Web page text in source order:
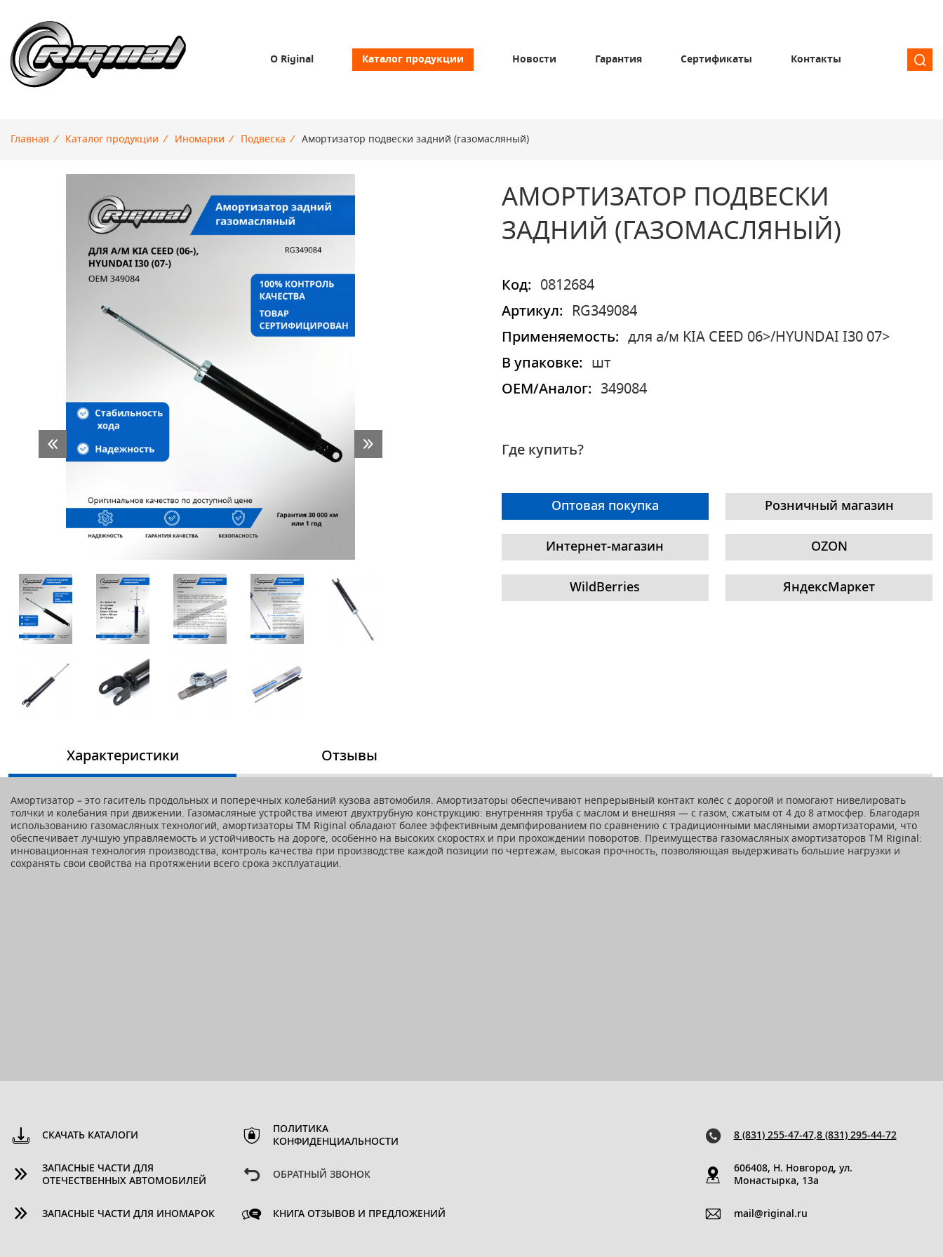
О Riginal Каталог продукции Новости Гарантия Сертификаты Контакты
Главная / Каталог продукции / Иномарки / Подвеска / Амортизатор подвески задний (газомасляный)
АМОРТИЗАТОР ПОДВЕСКИ
ЗАДНИЙ (ГАЗОМАСЛЯНЫЙ)
Код:
0812684
Артикул:
RG349084
Применяемость:
для а/м KIA CEED 06>/HYUNDAI I30 07>
В упаковке:
шт
OEM/Аналог:
349084
Где купить?
Оптовая покупка Розничный магазин
Интернет-магазин OZON
WildBerries ЯндексМаркет
Характеристики
Амортизатор – это гаситель продольных и поперечных колебаний кузова автомобиля. Амортизаторы обеспечивают непрерывный контакт колёс с дорогой и помогают нивелировать
толчки и колебания при движении. Газомасляные устройства имеют двухтрубную конструкцию: внутренняя труба с маслом и внешняя — с газом, сжатым от 4 до 8 атмосфер. Благодаря
использованию газомасляных технологий, амортизаторы ТМ Riginal обладают более эффективным демпфированием по сравнению с традиционными масляными амортизаторами, что
обеспечивает лучшую управляемость и устойчивость на дороге, особенно на высоких скоростях и при прохождении поворотов. Преимущества газомасляных амортизаторов ТМ Riginal:
инновационная технология производства, контроль качества при производстве каждой позиции по чертежам, высокая прочность, позволяющая выдерживать большие нагрузки и
сохранять свои свойства на протяжении всего срока эксплуатации.
Отзывы
СКАЧАТЬ КАТАЛОГИ
ЗАПАСНЫЕ ЧАСТИ ДЛЯ
ОТЕЧЕСТВЕННЫХ АВТОМОБИЛЕЙ
ЗАПАСНЫЕ ЧАСТИ ДЛЯ ИНОМАРОК
ПОЛИТИКА
КОНФИДЕНЦИАЛЬНОСТИ
ОБРАТНЫЙ ЗВОНОК
КНИГА ОТЗЫВОВ И ПРЕДЛОЖЕНИЙ
8 (831) 255-47-47,8 (831) 295-44-72
606408, Н. Новгород, ул.
Монастырка, 13a
mail@riginal.ru